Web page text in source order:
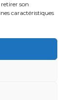
son
caractéristiques
Québec